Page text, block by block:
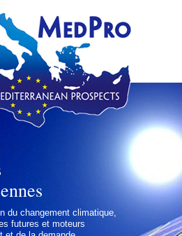
du changement climatique,
futures et moteurs
se focalisant sur les
et internationaux